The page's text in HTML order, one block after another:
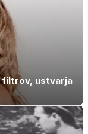
filtrov, ustvarja